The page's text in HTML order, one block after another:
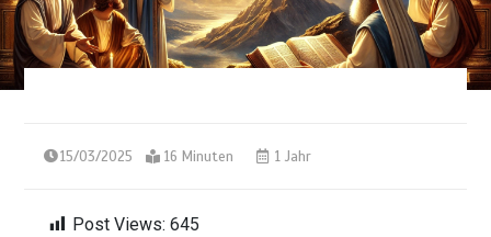
15/03/2025 16 Minuten 1 Jahr
Post Views: 645